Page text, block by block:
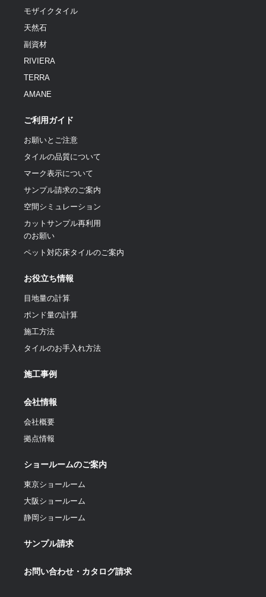
モザイクタイル
天然石
副資材
RIVIERA
TERRA
AMANE
ご利用ガイド
お願いとご注意
タイルの品質について
マーク表示について
サンプル請求のご案内
空間シミュレーション
カットサンプル再利用
のお願い
ペット対応床タイルのご案内
お役立ち情報
目地量の計算
ポンド量の計算
施工方法
タイルのお手入れ方法
施工事例
会社情報
会社概要
拠点情報
ショールームのご案内
東京ショールーム
大阪ショールーム
静岡ショールーム
サンプル請求
お問い合わせ・カタログ請求